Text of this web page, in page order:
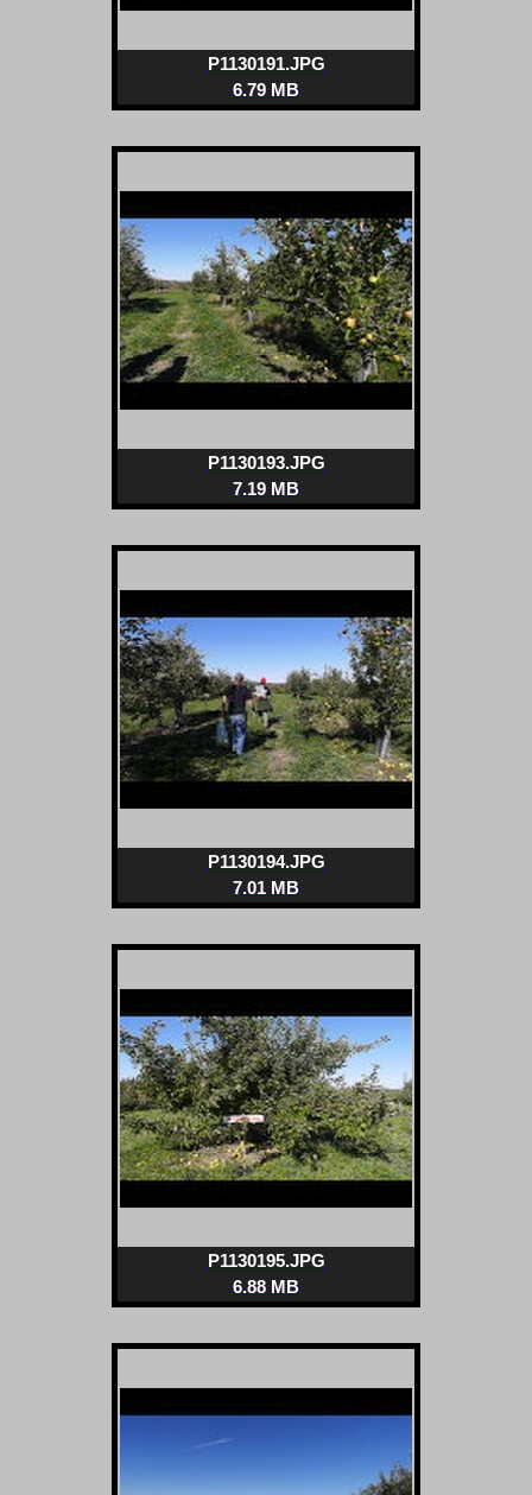
P1130191.JPG
6.79 MB
P1130193.JPG
7.19 MB
P1130194.JPG
7.01 MB
P1130195.JPG
6.88 MB